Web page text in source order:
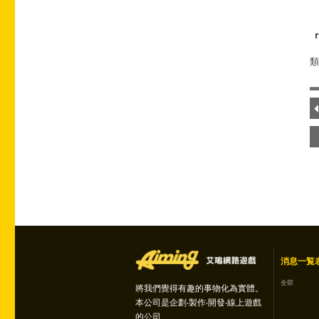
『
將我們覺得有趣的事物化為實體。
本公司是企劃‧製作‧開發‧線上遊戲
的公司
消息一覧
全部